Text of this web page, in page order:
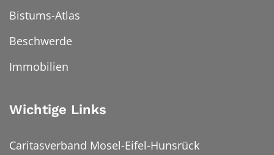
Bistums-Atlas
Beschwerde
Immobilien
Wichtige Links
Caritasverband Mosel-Eifel-Hunsrück